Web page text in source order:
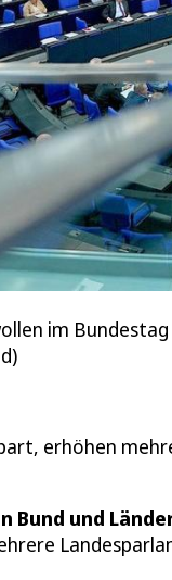
im
erhöhen
Bund und